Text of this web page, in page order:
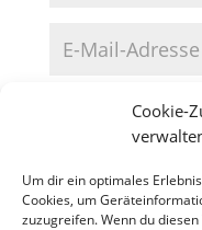
Cookie-
Um dir ein optimales
Cookies, um
zuzugreifen. Wenn du